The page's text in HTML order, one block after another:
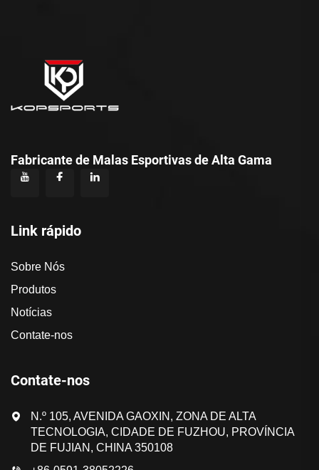
Fabricante de Malas Esportivas de Alta Gama
Link rápido
Sobre Nós
Produtos
Notícias
Contate-nos
Contate-nos
N.º 105, AVENIDA GAOXIN, ZONA DE ALTA
TECNOLOGIA, CIDADE DE FUZHOU, PROVÍNCIA
DE FUJIAN, CHINA 350108